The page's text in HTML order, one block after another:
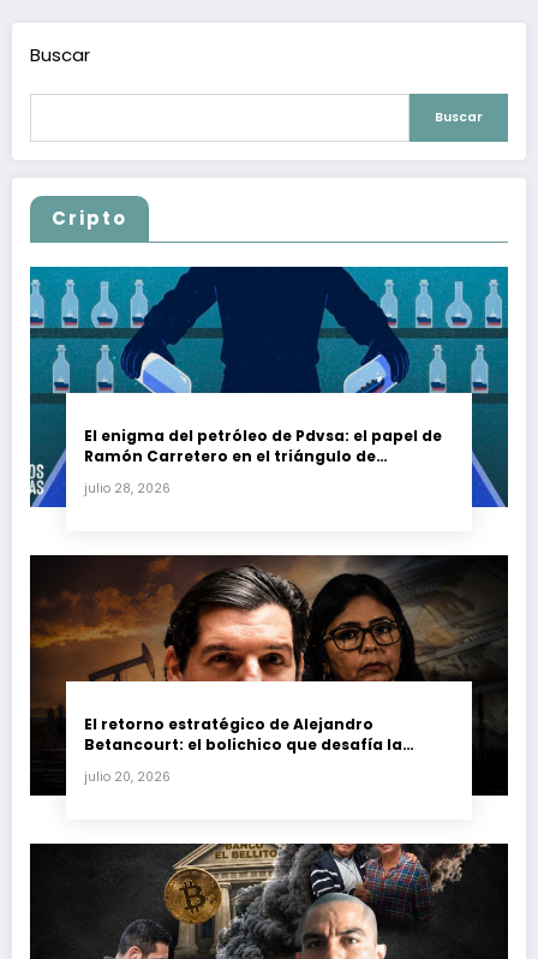
Buscar
Buscar
Cripto
El enigma del petróleo de Pdvsa: el papel de
Ramón Carretero en el triángulo de
julio 28, 2026
El retorno estratégico de Alejandro
Betancourt: el bolichico que desafía la
petrolera venezolana
julio 20, 2026